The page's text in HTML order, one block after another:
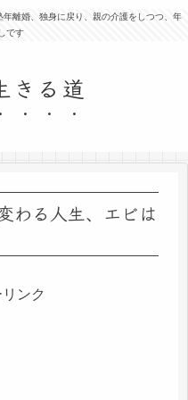
離婚、独身に戻り、親の介護をしつつ、年
です
きる道
わる人生、エビは
ンク